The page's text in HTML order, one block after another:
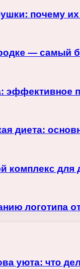
почему
— самый
эффективное
диета:
комплекс для
логотипа
уюта: что